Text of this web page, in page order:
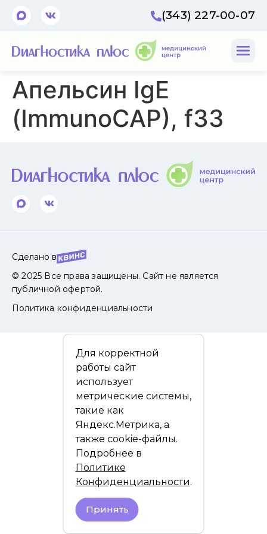
(343) 227-00-07
Апельсин IgE
(ImmunoCAP), f33
Сделано в
© 2025 Все права защищены. Сайт не является
публичной офертой.
Политика конфиденциальности
Для корректной
работы сайт
использует
метрические системы,
такие как
Яндекс.Метрика, а
также cookie-файлы.
Подробнее в
Политике
Конфиденциальности.
Принять